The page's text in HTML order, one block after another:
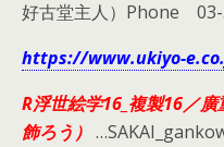
好古堂主人）Phone
https://www.ukiyo-
R浮世絵学16_複製16／
飾ろう）